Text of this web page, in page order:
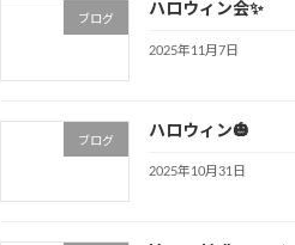
ブログ
ハロウィン会✨
2025年11月7日
ブログ
ハロウィン🎃
2025年10月31日